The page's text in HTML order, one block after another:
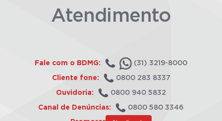
Atendimento
Fale com o BDMG: (31) 3219-8000
Cliente fone: 0800 283 8337
Ouvidoria: 0800 940 5832
Canal de Denúncias: 0800 580 3346